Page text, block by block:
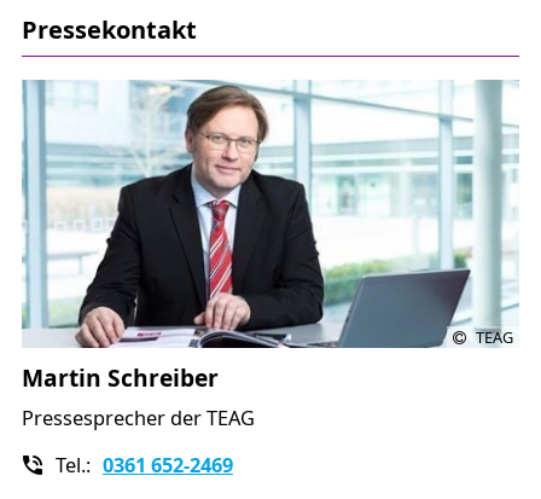
Pressekontakt
TEAG
Martin Schreiber
Pressesprecher der TEAG
Tel.: 0361 652-2469